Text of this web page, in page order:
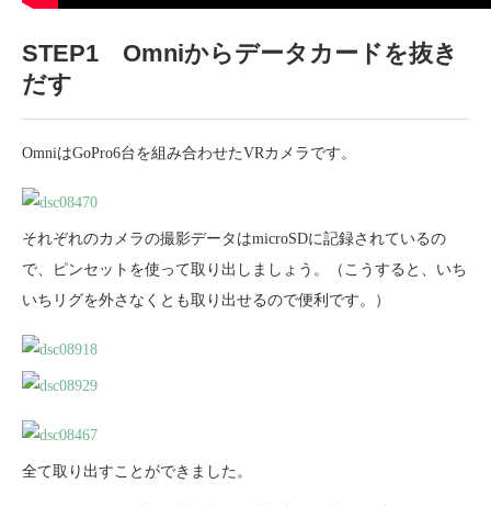
STEP1 Omniからデータカードを抜き
だす
OmniはGoPro6台を組み合わせたVRカメラです。
それぞれのカメラの撮影データはmicroSDに記録されているの
で、ピンセットを使って取り出しましょう。（こうすると、いち
いちリグを外さなくとも取り出せるので便利です。）
全て取り出すことができました。